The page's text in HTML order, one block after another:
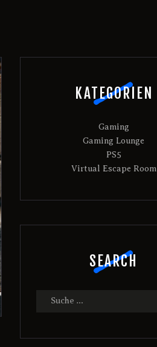
KATEGORIEN
Gaming
Gaming Lounge
PS5
Virtual Escape Room
SEARCH
nach: